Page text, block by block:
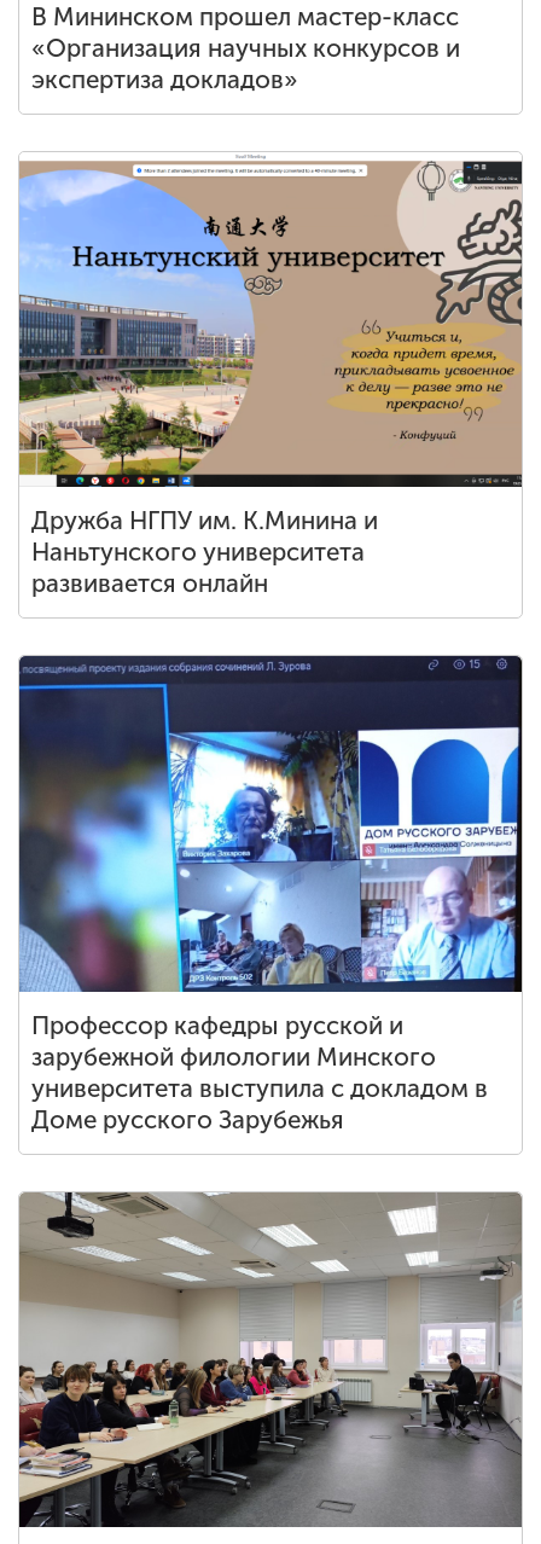
В Мининском прошел мастер-класс
«Организация научных конкурсов и
экспертиза докладов»
Дружба НГПУ им. К.Минина и
Наньтунского университета
развивается онлайн
Профессор кафедры русской и
зарубежной филологии Минского
университета выступила с докладом в
Доме русского Зарубежья